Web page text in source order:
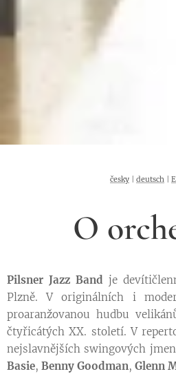
česky deutsch
O
Pilsner Jazz Band je
Plzně. V originálních i
proaranžovanou hudbu
čtyřicátých XX. století. V
nejslavnějších swingových
Basie, Benny Goodman, Glenn